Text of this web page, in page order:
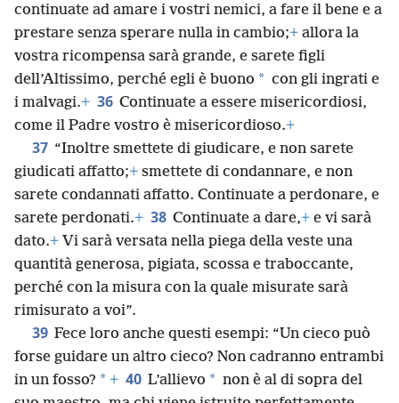
continuate ad amare i vostri nemici, a fare il bene e a
prestare senza sperare nulla in cambio;+ allora la
vostra ricompensa sarà grande, e sarete figli
dell’Altissimo, perché egli è buono * con gli ingrati e
i malvagi.+ 36 Continuate a essere misericordiosi,
come il Padre vostro è misericordioso.+
37 “Inoltre smettete di giudicare, e non sarete
giudicati affatto;+ smettete di condannare, e non
sarete condannati affatto. Continuate a perdonare, e
sarete perdonati.+ 38 Continuate a dare,+ e vi sarà
dato.+ Vi sarà versata nella piega della veste una
quantità generosa, pigiata, scossa e traboccante,
perché con la misura con la quale misurate sarà
rimisurato a voi”.
39 Fece loro anche questi esempi: “Un cieco può
forse guidare un altro cieco? Non cadranno entrambi
in un fosso? * + 40 L’allievo * non è al di sopra del